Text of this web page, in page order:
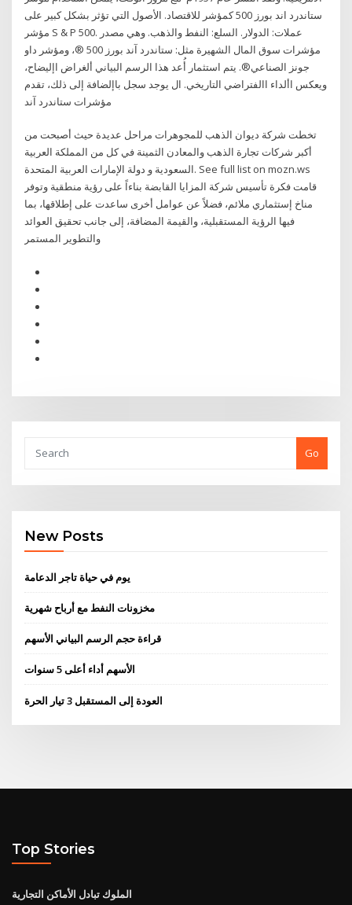
ستاندرد اند بورز 500 كمؤشر للاقتصاد. الأصول التي تؤثر بشكل كبير على
مؤشر S & P 500. عملات: الدولار. السلع: النفط والذهب. وهي مصدر
مؤشرات سوق المال الشهيرة مثل: ستاندرد آند بورز 500 ®، ومؤشر داو
جونز الصناعي®. يتم استثمار أُعد هذا الرسم البياني ألغراض اإليضاح،
ويعكس األداء االفتراضي التاريخي. ال يوجد سجل باإلضافة إلى ذلك، تقدم
مؤشرات ستاندرد آند
تخطت شركة ديوان الذهب للمجوهرات مراحل عديدة حيث أصبحت من
أكبر شركات تجارة الذهب والمعادن الثمينة في كل من المملكة العربية
السعودية و دولة الإمارات العربية المتحدة. See full list on mozn.ws
قامت فكرة تأسيس شركة المزايا القابضة بناءاً على رؤية منطقية وتوفر
مناخ إستثماري ملائم، فضلاً عن عوامل أخرى ساعدت على إطلاقها، بما
فيها الرؤية المستقبلية، والقيمة المضافة، إلى جانب تحقيق العوائد
والتطوير المستمر
Go
New Posts
يوم في حياة تاجر الدعامة
مخزونات النفط مع أرباح شهرية
قراءة حجم الرسم البياني الأسهم
الأسهم أداء أعلى 5 سنوات
العودة إلى المستقبل 3 تيار الحرة
Top Stories
الملوك تبادل الأماكن التجارية